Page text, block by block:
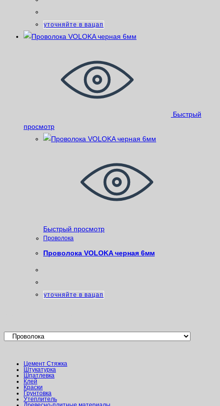
уточняйте в вацап
Быстрый
просмотр
Быстрый просмотр
Проволока
Проволока VOLOKA черная 6мм
уточняйте в вацап
Цемент Стяжка
Штукатурка
Шпатлевка
Клей
Краски
Грунтовка
Утеплитель